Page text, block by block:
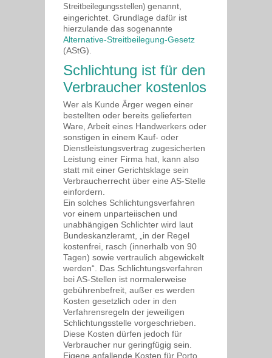
Streitbeilegungsstellen) genannt,
eingerichtet. Grundlage dafür ist
hierzulande das sogenannte
Alternative-Streitbeilegung-Gesetz
(AStG).
Schlichtung ist für den
Verbraucher kostenlos
Wer als Kunde Ärger wegen einer
bestellten oder bereits gelieferten
Ware, Arbeit eines Handwerkers oder
sonstigen in einem Kauf- oder
Dienstleistungsvertrag zugesicherten
Leistung einer Firma hat, kann also
statt mit einer Gerichtsklage sein
Verbraucherrecht über eine AS-Stelle
einfordern.
Ein solches Schlichtungsverfahren
vor einem unparteiischen und
unabhängigen Schlichter wird laut
Bundeskanzleramt, „in der Regel
kostenfrei, rasch (innerhalb von 90
Tagen) sowie vertraulich abgewickelt
werden“. Das Schlichtungsverfahren
bei AS-Stellen ist normalerweise
gebührenbefreit, außer es werden
Kosten gesetzlich oder in den
Verfahrensregeln der jeweiligen
Schlichtungsstelle vorgeschrieben.
Diese Kosten dürfen jedoch für
Verbraucher nur geringfügig sein.
Eigene anfallende Kosten für Porto,